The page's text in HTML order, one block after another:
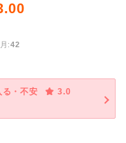
:42
る・不安
3.0